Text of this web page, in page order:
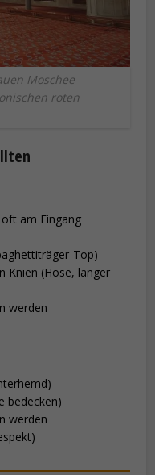
Moschee
roten
am Eingang
Top)
Knien (Hose, langer
werden
bedecken)
werden